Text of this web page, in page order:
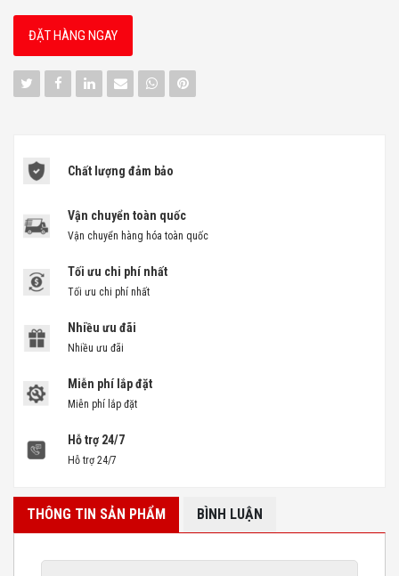
ĐẶT HÀNG NGAY
Chất lượng đảm bảo
Vận chuyển toàn quốc
Vận chuyển hàng hóa toàn quốc
Tối ưu chi phí nhất
Tối ưu chi phí nhất
Nhiều ưu đãi
Nhiều ưu đãi
Miễn phí lắp đặt
Miễn phí lắp đặt
Hỗ trợ 24/7
Hỗ trợ 24/7
THÔNG TIN SẢN PHẨM BÌNH LUẬN